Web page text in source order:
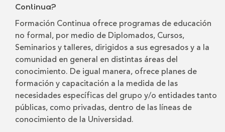
Continua?
Formación Continua ofrece programas de educación
no formal, por medio de Diplomados, Cursos,
Seminarios y talleres, dirigidos a sus egresados y a la
comunidad en general en distintas áreas del
conocimiento. De igual manera, ofrece planes de
formación y capacitación a la medida de las
necesidades específicas del grupo y/o entidades tanto
públicas, como privadas, dentro de las líneas de
conocimiento de la Universidad.